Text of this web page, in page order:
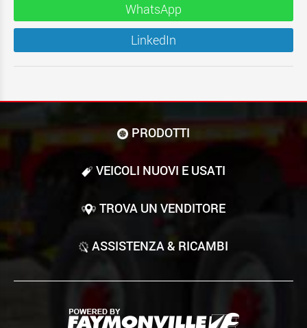
WhatsApp
LinkedIn
PRODOTTI
VEICOLI NUOVI E USATI
TROVA UN VENDITORE
ASSISTENZA & RICAMBI